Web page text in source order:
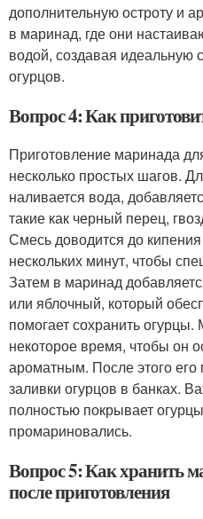
дополнительную остроту и
в маринад, где они
водой, создавая идеальную
огурцов.
Вопрос 4: Как
Приготовление маринада
несколько простых шагов.
наливается вода,
такие как черный перец,
Смесь доводится до
нескольких минут, чтобы
Затем в маринад
или яблочный, который
помогает сохранить
некоторое время, чтобы он
ароматным. После этого
заливки огурцов в банках.
полностью покрывает
промариновались.
Вопрос 5: Как хранить
после приготовления